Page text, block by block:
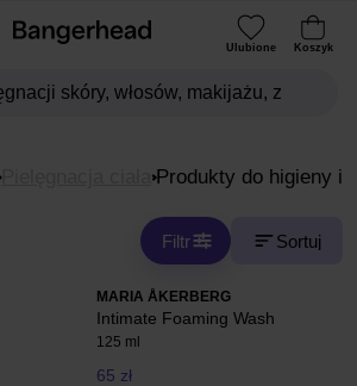
Ulubione Koszyk
Pielęgnacja ciała Produkty do higieny
Filtr Sortuj
MARIA ÅKERBERG
Intimate Foaming Wash
125 ml
65 zł